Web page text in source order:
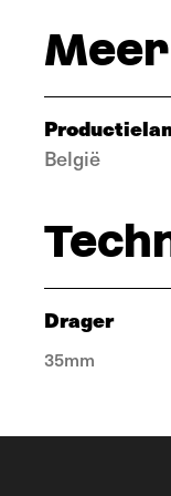
België
Drager
35mm